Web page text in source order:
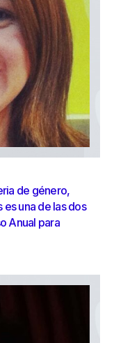
de género,
una de las dos
Anual para